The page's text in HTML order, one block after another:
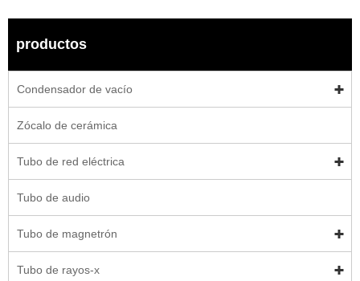
productos
Condensador de vacío
Zócalo de cerámica
Tubo de red eléctrica
Tubo de audio
Tubo de magnetrón
Tubo de rayos-x